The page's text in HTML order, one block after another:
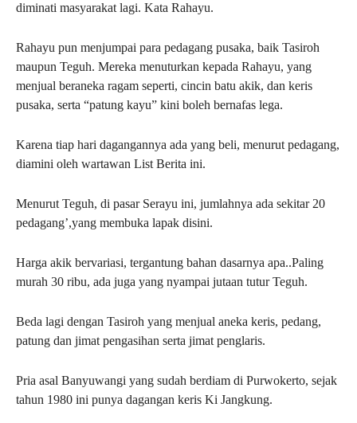
diminati masyarakat lagi. Kata Rahayu.
Rahayu pun menjumpai para pedagang pusaka, baik Tasiroh
maupun Teguh. Mereka menuturkan kepada Rahayu, yang
menjual beraneka ragam seperti, cincin batu akik, dan keris
pusaka, serta “patung kayu” kini boleh bernafas lega.
Karena tiap hari dagangannya ada yang beli, menurut pedagang,
diamini oleh wartawan List Berita ini.
Menurut Teguh, di pasar Serayu ini, jumlahnya ada sekitar 20
pedagang’,yang membuka lapak disini.
Harga akik bervariasi, tergantung bahan dasarnya apa..Paling
murah 30 ribu, ada juga yang nyampai jutaan tutur Teguh.
Beda lagi dengan Tasiroh yang menjual aneka keris, pedang,
patung dan jimat pengasihan serta jimat penglaris.
Pria asal Banyuwangi yang sudah berdiam di Purwokerto, sejak
tahun 1980 ini punya dagangan keris Ki Jangkung.